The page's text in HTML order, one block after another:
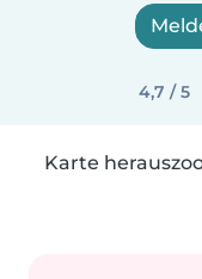
4,7 / 5
Karte